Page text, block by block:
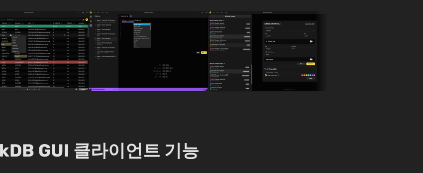
GUI 클라이언트 기능